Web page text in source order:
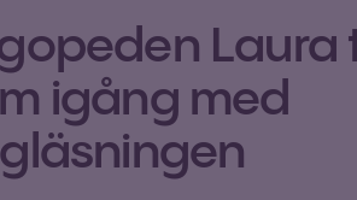
Laura
igång med